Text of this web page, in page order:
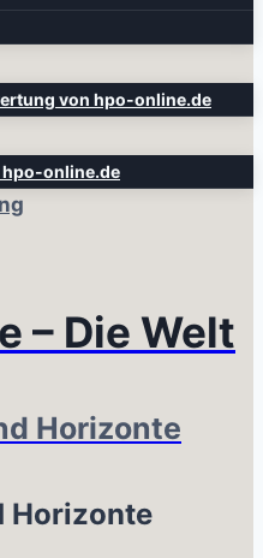
von hpo-online.de
hpo-online.de
– Die Welt
Horizonte
Horizonte